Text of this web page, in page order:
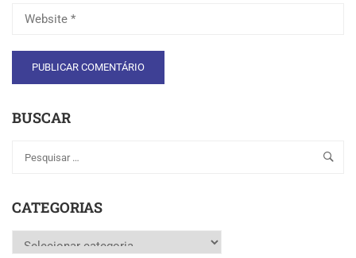
BUSCAR
CATEGORIAS
Categorias